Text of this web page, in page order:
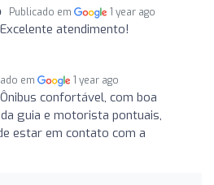
Publicado em 1 year ago
Excelente atendimento!
em 1 year ago
Ônibus confortável, com boa
guia e motorista pontuais,
estar em contato com a